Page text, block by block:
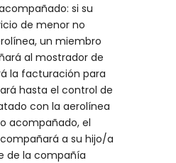
si su
de menor no
un miembro
al mostrador de
la facturación para
hasta el control de
con la aerolínea
acompañado, el
a su hijo/a
de la compañía